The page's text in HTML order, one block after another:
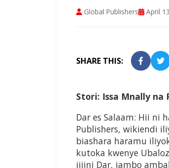
Global Publishers April
SHARE THIS:
Stori: Issa Mnally na
Dar es Salaam: Hii ni
Publishers, wikiendi
biashara haramu
kutoka kwenye
jijini Dar, jambo